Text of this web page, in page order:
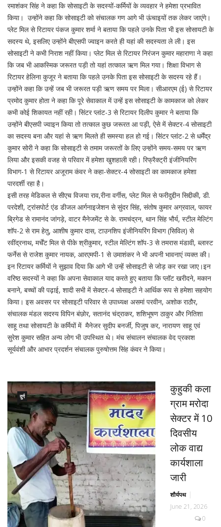
रमाशंकर सिंह ने कहा कि सोसाइटी के सदस्यों-कर्मियों के व्यवहार ने हमेशा प्रभावित
किया। उन्होंने कहा कि सोसाइटी को संचालक गण आगे भी ऊंचाइयों तक लेकर जाएंगे।
प्लेट मिल से रिटायर पंकज कुमार शर्मा ने बताया कि पहले उनके पिता भी इस सोसायटी के
सदस्य थे, इसलिए उन्होंने बीएसपी ज्वाइन करते ही यहां की सदस्यता ले ली। इस
सोसाइटी ने कभी निराश नहीं किया। प्लेट मिल से रिटायर निरंजन कुमार महाराणा ने कहा
कि जब भी आकस्मिक जरूरत पड़ी तो यहां तत्काल ऋण मिल गया। शिक्षा विभाग से
रिटायर हेलिना कुजूर ने बताया कि पहले उनके पिता इस सोसाइटी के सदस्य रहे हैं।
उन्होंने कहा कि उन्हें जब भी जरूरत पड़ी ऋण समय पर मिला। सीआरएम (ई) से रिटायर
प्रमोद कुमार होता ने कहा कि पूरे सेवाकाल में उन्हें इस सोसाइटी के कामकाज को लेकर
कभी कोई शिकायत नहीं रही। सिंटर प्लांट-3 से रिटायर दिलीप कुमार ने बताया कि
उन्होंने बीएसपी ज्वाइन किया तो तत्काल कुछ जरूरत आ पड़ी, ऐसे में सेक्टर-4 सोसाइटी
का सदस्य बना और यहां से ऋण मिलते ही समस्या हल हो गई। सिंटर प्लांट-2 से धर्मेंद्र
कुमार सोरी ने कहा कि सोसाइटी से तमाम जरूरतों के लिए उन्होंने समय-समय पर ऋण
लिया और इसकी वजह से परिवार में हमेशा खुशहाली रही। रिफ्रैक्ट्री इंजीनियरिंग
विभाग-1 से रिटायर अजूराम कंवर ने कहा-सेक्टर-4 सोसाइटी का कामकाज हमेशा
पारदर्शी रहा है।
इसी तरह मेडिकल से सीएच विजया राव,रीना वर्गीस, प्लेट मिल से फरीदुद्दीन सिद्दीकी, डी.
परदेशी, ट्रांसपोर्ट एंड डीजल आर्गनाइजेशन से सुंदर सिंह, संतोष कुमार अग्रवाल, फायर
ब्रिगेड से रामानंद जांगड़े, वाटर मैनेजमेंट से के. रामचंद्रन, थान सिंह भौर्य, स्टील मेल्टिंग
शॉप-2 से राम हेतु, आशीष कुमार दास, टाउनशिप इंजीनियरिंग विभाग (सिविल) से
रवींद्रनाथ, मर्चेंट मिल से पीके श्रीकुमार, स्टील मेल्टिंग शॉप-3 से तमरास मंडावी, ब्लास्ट
फर्नेस से राजेश कुमार नायक, आरएमपी-1 से उमाशंकर ने भी अपनी भावनाएं व्यक्त की।
इन रिटायर कर्मियों ने सुझाव दिया कि आगे भी उन्हें सोसाइटी से जोड़ कर रखा जाए।इन
वरिष्ठ सदस्यों ने कहा कि अपना सेवाकाल याद करते हुए बताया कि प्लॉट खरीदने, मकान
बनाने, बच्चों की पढ़ाई, शादी सभी में सेक्टर-4 सोसाइटी ने आर्थिक रूप से हमेशा सहयोग
किया। इस अवसर पर सोसाइटी परिवार से उपाध्यक्ष असमां परवीन, अशोक राठौर,
संचालक मंडल सदस्य विपिन बंछोर, सतानंद चंद्राकर, शशिभूषण ठाकुर और नितिशा
साहू तथा सोसायटी के कर्मियों में मैनेजर सुदीप बनर्जी, पिजुष कर, नारायण साहू एवं
सुरेश कुमार सहित अन्य लोग भी उपस्थित थे। मंच संचालन संचालक वेद प्रकाश
सूर्यवंशी और आभार प्रदर्शन संचालक पुरुषोत्तम सिंह कंवर ने किया।
दुर्ग
कुहुकी कला
ग्राम मरोदा
सेक्टर में 10
दिवसीय
लोक वाद्य
कार्यशाला
जारी
शौर्यपथ
June 21, 2026
0